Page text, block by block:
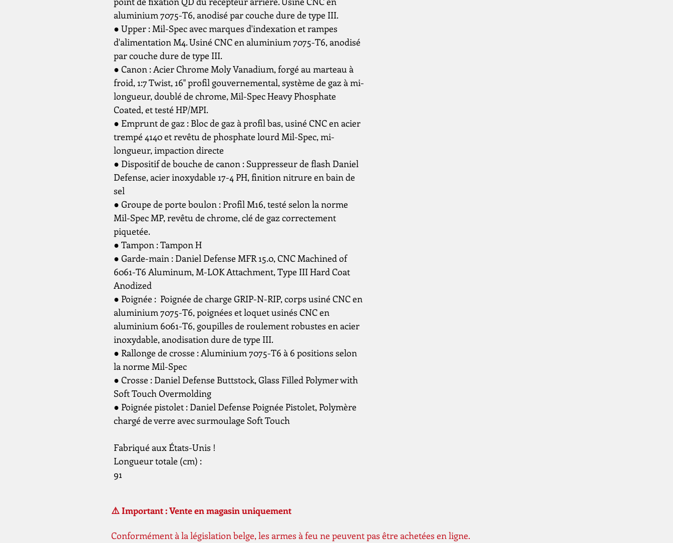
aluminium 7075-T6, anodisé par couche dure de type III.
● Upper : Mil-Spec avec marques d'indexation et rampes
d'alimentation M4. Usiné CNC en aluminium 7075-T6, anodisé
par couche dure de type III.
● Canon : Acier Chrome Moly Vanadium, forgé au marteau à
froid, 1:7 Twist, 16" profil gouvernemental, système de gaz à mi-
longueur, doublé de chrome, Mil-Spec Heavy Phosphate
Coated, et testé HP/MPI.
● Emprunt de gaz : Bloc de gaz à profil bas, usiné CNC en acier
trempé 4140 et revêtu de phosphate lourd Mil-Spec, mi-
longueur, impaction directe
● Dispositif de bouche de canon : Suppresseur de flash Daniel
Defense, acier inoxydable 17-4 PH, finition nitrure en bain de
sel
● Groupe de porte boulon : Profil M16, testé selon la norme
Mil-Spec MP, revêtu de chrome, clé de gaz correctement
piquetée.
● Tampon : Tampon H
● Garde-main : Daniel Defense MFR 15.0, CNC Machined of
6061-T6 Aluminum, M-LOK Attachment, Type III Hard Coat
Anodized
● Poignée : Poignée de charge GRIP-N-RIP, corps usiné CNC en
aluminium 7075-T6, poignées et loquet usinés CNC en
aluminium 6061-T6, goupilles de roulement robustes en acier
inoxydable, anodisation dure de type III.
● Rallonge de crosse : Aluminium 7075-T6 à 6 positions selon
la norme Mil-Spec
● Crosse : Daniel Defense Buttstock, Glass Filled Polymer with
Soft Touch Overmolding
● Poignée pistolet : Daniel Defense Poignée Pistolet, Polymère
chargé de verre avec surmoulage Soft Touch
Fabriqué aux États-Unis !
Longueur totale (cm) :
91
⚠️ Important : Vente en magasin uniquement
Conformément à la législation belge, les armes à feu ne peuvent pas être achetées en ligne.